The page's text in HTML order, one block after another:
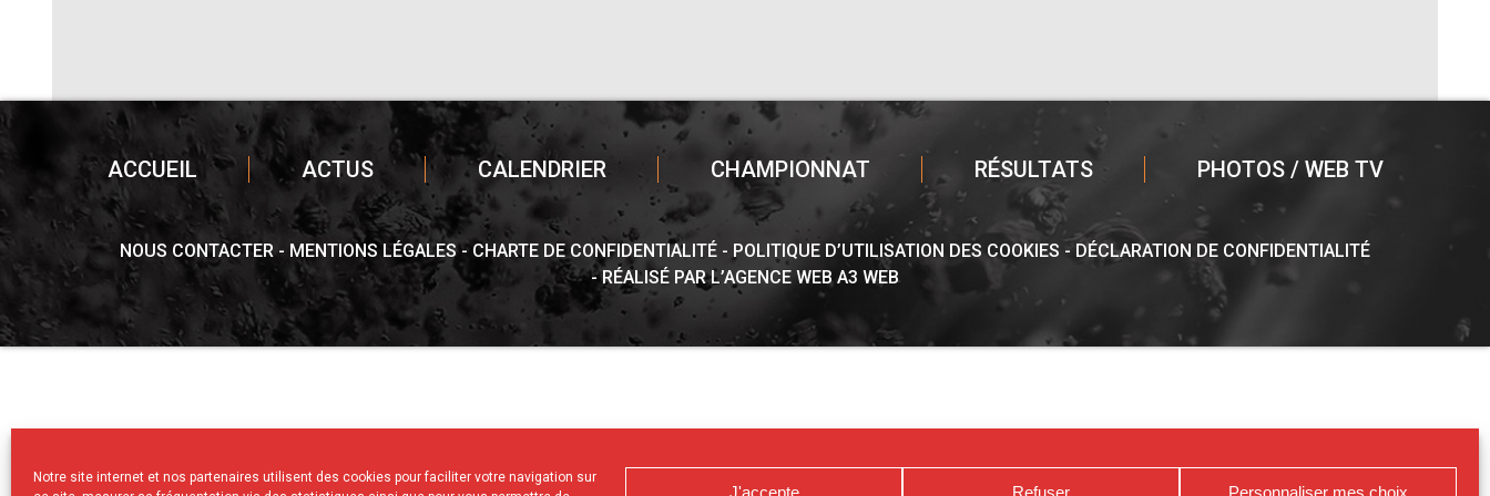
Notre site internet et nos partenaires utilisent des cookies pour faciliter votre navigation sur
J'accepte Refuser Personnaliser mes choix
ACCUEIL ACTUS CALENDRIER CHAMPIONNAT RÉSULTATS PHOTOS / WEB TV
NOUS CONTACTER MENTIONS LÉGALES CHARTE DE CONFIDENTIALITÉ POLITIQUE D’UTILISATION DES COOKIES
DÉCLARATION DE CONFIDENTIALITÉ
RÉALISÉ PAR L’AGENCE WEB A3 WEB